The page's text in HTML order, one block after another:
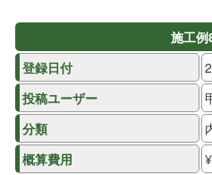
施工
登録日付
投稿ユーザー
分類
概算費用